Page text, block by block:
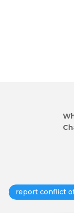
report conflict